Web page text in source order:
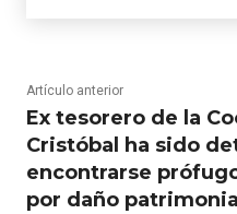
Artículo anterior
Ex tesorero de la
Cristóbal ha sido
encontrarse
por daño